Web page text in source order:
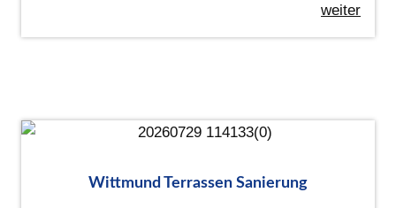
weiter
Wittmund Terrassen Sanierung